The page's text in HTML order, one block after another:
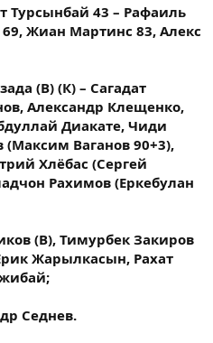
Турсынбай 43 – Рафаиль
Жиан Мартинс 83, Алекс
(В) (К) – Сагадат
Александр Клещенко,
Диакате, Чиди
(Максим Ваганов 90+3),
Хлёбас (Сергей
Рахимов (Еркебулан
(В), Тимурбек Закиров
Жарылкасын, Рахат
Седнев.